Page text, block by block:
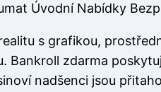
Úvodní Nabídky
s grafikou,
Bankroll zdarma
nadšenci jsou